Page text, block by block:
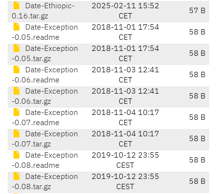
Date-Ethiopic-
0.16.tar.gz
2025-02-11 15:52
CET
57 B
Date-Exception
-0.05.readme
2018-11-01 17:54
CET
58 B
Date-Exception
-0.05.tar.gz
2018-11-01 17:54
CET
58 B
Date-Exception
-0.06.readme
2018-11-03 12:41
CET
58 B
Date-Exception
-0.06.tar.gz
2018-11-03 12:41
CET
58 B
Date-Exception
-0.07.readme
2018-11-04 10:17
CET
58 B
Date-Exception
-0.07.tar.gz
2018-11-04 10:17
CET
58 B
Date-Exception
-0.08.readme
2019-10-12 23:55
CEST
58 B
Date-Exception
-0.08.tar.gz
2019-10-12 23:55
CEST
58 B